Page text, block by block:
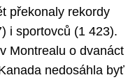
překonaly rekordy
i sportovců (1 423).
v Montrealu o dvanáct
nedosáhla byť